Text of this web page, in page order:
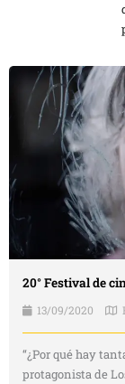
20° Festival de
13/09/2020
“¿Por qué hay
protagonista de